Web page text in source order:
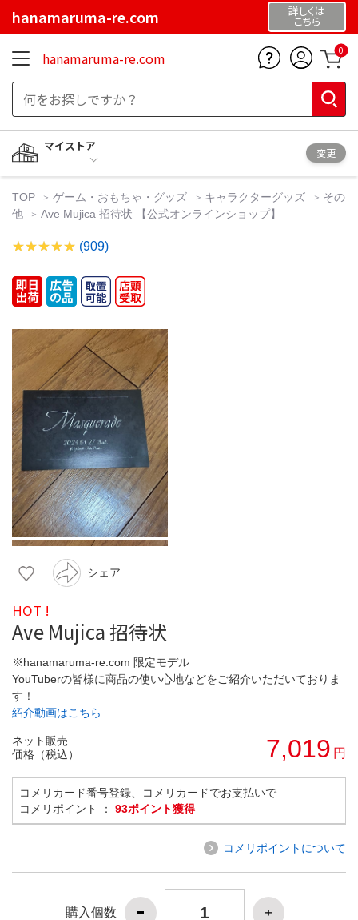
hanamaruma-re.com 詳しくは
こちら
hanamaruma-re.com 0
マイストア
変更
TOP ゲーム・おもちゃ・グッズ キャラクターグッズ
その
他
Ave Mujica 招待状 【公式オンラインショップ】
(909)
シェア
HOT !
Ave Mujica 招待状
※hanamaruma-re.com 限定モデル
YouTuberの皆様に商品の使い心地などをご紹介いただいておりま
す！
紹介動画はこちら
ネット販売
価格（税込）
7,019 円
コメリカード番号登録、コメリカードでお支払いで
コメリポイント ： 93ポイント獲得
コメリポイントについて
購入個数